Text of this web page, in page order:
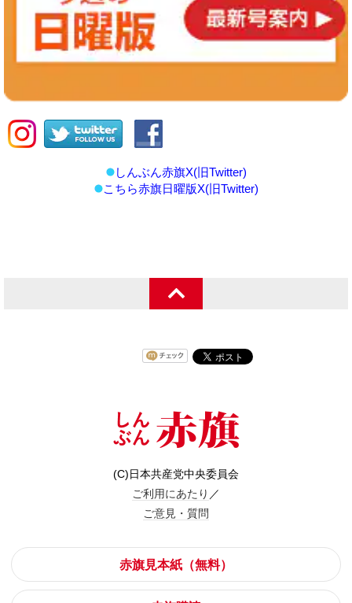
しんぶん赤旗X(旧Twitter)
こちら赤旗日曜版X(旧Twitter)
(C)日本共産党中央委員会
ご利用にあたり ／
ご意見・質問
赤旗見本紙（無料）